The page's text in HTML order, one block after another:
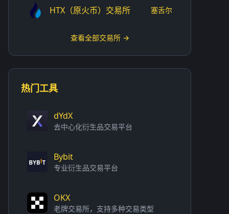
HTX（原火币）交易所 塞舌尔
查看全部交易所 →
热门工具
dYdX
去中心化衍生品交易平台
Bybit
专业衍生品交易平台
OKX
老牌交易所，支持多种交易类型